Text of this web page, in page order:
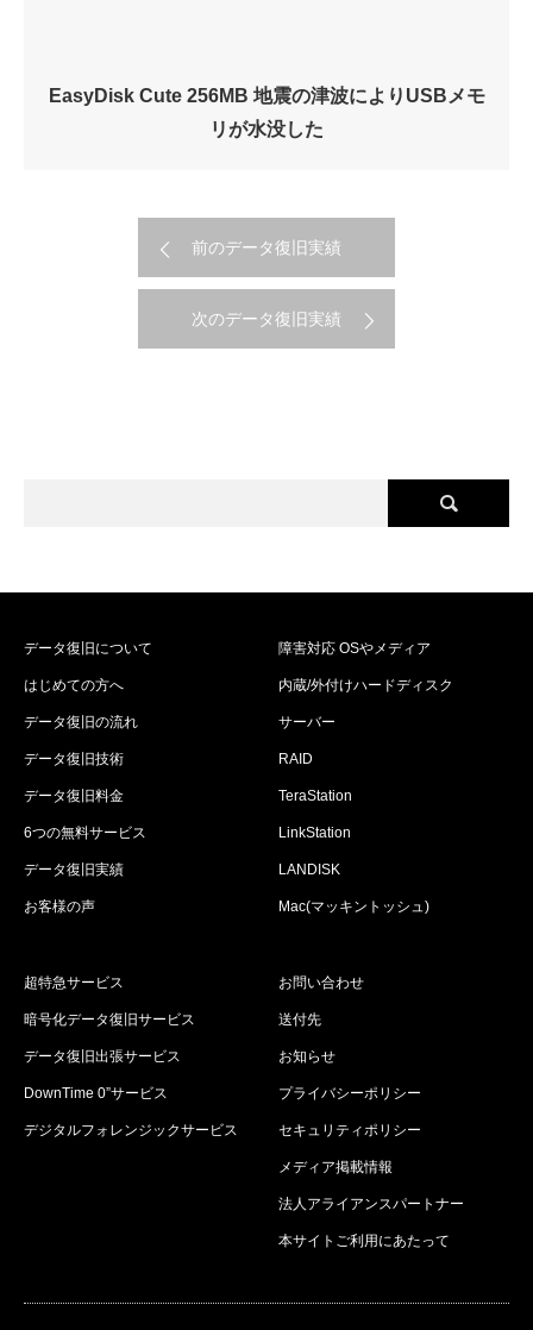
EasyDisk Cute 256MB 地震の津波によりUSBメモ
リが水没した
前のデータ復旧実績
次のデータ復旧実績
データ復旧について
はじめての方へ
データ復旧の流れ
データ復旧技術
データ復旧料金
6つの無料サービス
データ復旧実績
お客様の声
障害対応 OSやメディア
内蔵/外付けハードディスク
サーバー
RAID
TeraStation
LinkStation
LANDISK
Mac(マッキントッシュ)
超特急サービス
暗号化データ復旧サービス
データ復旧出張サービス
DownTime 0”サービス
デジタルフォレンジックサービス
お問い合わせ
送付先
お知らせ
プライバシーポリシー
セキュリティポリシー
メディア掲載情報
法人アライアンスパートナー
本サイトご利用にあたって